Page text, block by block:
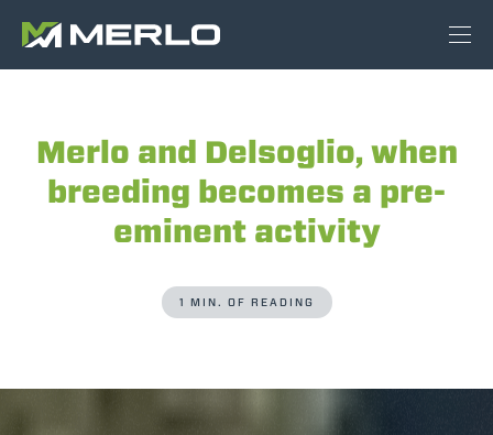
Merlo and Delsoglio, when
breeding becomes a pre-
eminent activity
1 MIN. OF READING